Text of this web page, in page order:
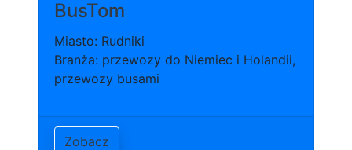
BusTom
Miasto: Rudniki
Branża: przewozy do Niemiec i Holandii,
przewozy busami
Zobacz